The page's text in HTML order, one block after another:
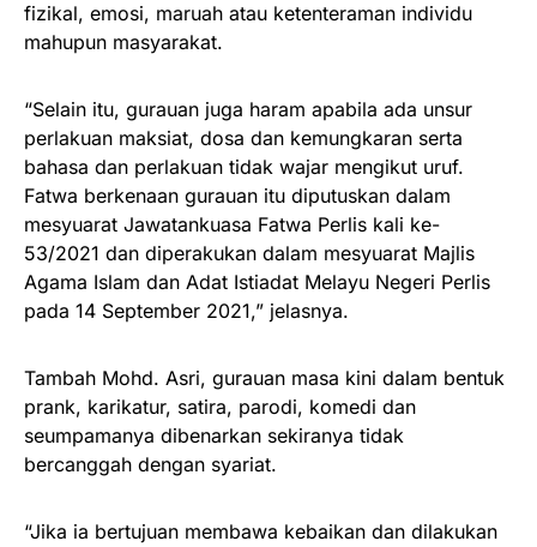
fizikal, emosi, maruah atau ketenteraman individu
mahupun masyarakat.
“Selain itu, gurauan juga haram apabila ada unsur
perlakuan maksiat, dosa dan kemungkaran serta
bahasa dan perlakuan tidak wajar mengikut uruf.
Fatwa berkenaan gurauan itu diputuskan dalam
mesyuarat Jawatankuasa Fatwa Perlis kali ke-
53/2021 dan diperakukan dalam mesyuarat Majlis
Agama Islam dan Adat Istiadat Melayu Negeri Perlis
pada 14 September 2021,” jelasnya.
Tambah Mohd. Asri, gurauan masa kini dalam bentuk
prank, karikatur, satira, parodi, komedi dan
seumpamanya dibenarkan sekiranya tidak
bercanggah dengan syariat.
“Jika ia bertujuan membawa kebaikan dan dilakukan